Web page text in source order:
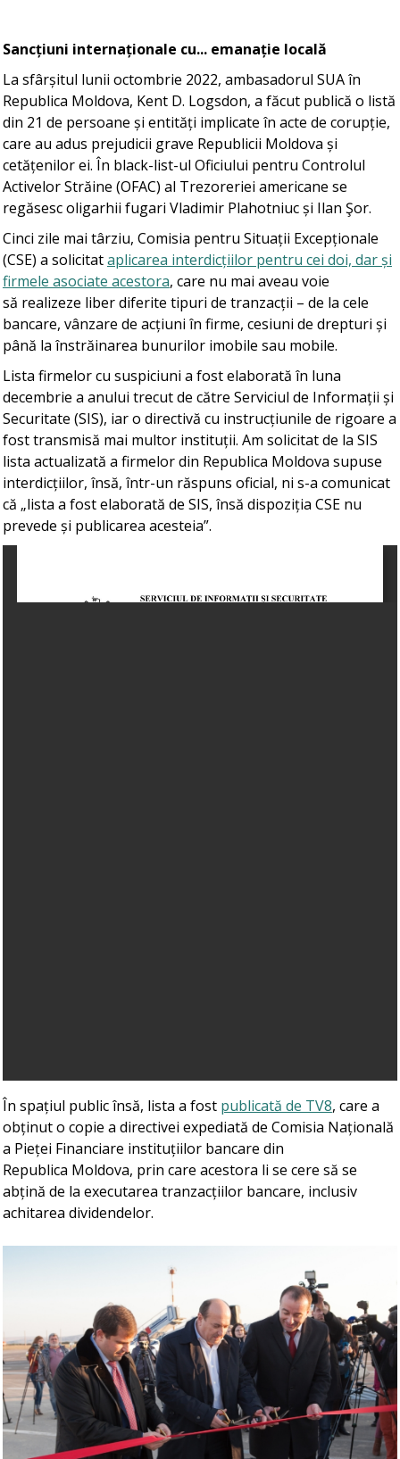
Sancțiuni internaționale cu... emanație locală
La sfârșitul lunii octombrie 2022, ambasadorul SUA în
Republica Moldova, Kent D. Logsdon, a făcut publică o listă
din 21 de persoane și entități implicate în acte de corupție,
care au adus prejudicii grave Republicii Moldova și
cetățenilor ei. În black-list-ul Oficiului pentru Controlul
Activelor Străine (OFAC) al Trezoreriei americane se
regăsesc oligarhii fugari Vladimir Plahotniuc și Ilan Şor.
Cinci zile mai târziu, Comisia pentru Situații Excepționale
(CSE) a solicitataplicarea interdicțiilor pentru cei doi, dar și
firmele asociate acestora, care nu mai aveau voie
să realizeze liber diferite tipuri de tranzacții – de la cele
bancare, vânzare de acțiuni în firme, cesiuni de drepturi și
până la înstrăinarea bunurilor imobile sau mobile.
Lista firmelor cu suspiciuni a fost elaborată în luna
decembrie a anului trecut de către Serviciul de Informații și
Securitate (SIS), iar o directivă cu instrucțiunile de rigoare a
fost transmisă mai multor instituții. Am solicitat de la SIS
lista actualizată a firmelor din Republica Moldova supuse
interdicțiilor, însă, într-un răspuns oficial, ni s-a comunicat
că „lista a fost elaborată de SIS, însă dispoziția CSE nu
prevede și publicarea acesteia”.
În spațiul public însă, lista a fost publicată de TV8, care a
obținut o copie a directivei expediată de Comisia Națională
a Pieței Financiare instituțiilor bancare din
Republica Moldova, prin care acestora li se cere să se
abțină de la executarea tranzacțiilor bancare, inclusiv
achitarea dividendelor.